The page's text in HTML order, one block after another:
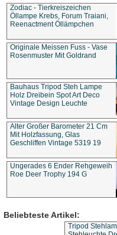
Zodiac - Tierkreiszeichen
Öllampe Krebs, Forum Traiani,
Reenactment Öllämpchen
Originale Meissen Fuss - Vase
Rosenmuster Mit Goldrand
Bauhaus Tripod Steh Lampe
Holz Dreibein Spot Art Deco
Vintage Design Leuchte
Alter Großer Barometer 21 Cm
Mit Holzfassung, Glas
Geschliffen Vintage 5319 19
Ungerades 6 Ender Rehgeweih
Roe Deer Trophy 194 G
Beliebteste Artikel:
Tripod